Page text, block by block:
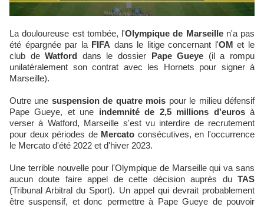
La douloureuse est tombée, l'Olympique de Marseillen'a pas
été épargnée par la FIFA dans le litige concernant l'OM et le
club deWatford dans le dossier Pape Gueye (il a rompu
unilatéralement son contrat avec les Hornets pour signer à
Marseille).
Outre une suspension de quatre mois pour le milieu défensif
Pape Gueye, et une indemnité de 2,5 millions d'eurosà
verser à Watford, Marseille s'est vu interdire de recrutement
pour deux périodes de Mercato consécutives, en l'occurrence
le Mercato d'été 2022 et d'hiver 2023.
Une terrible nouvelle pour l'Olympique de Marseille qui va sans
aucun doute faire appel de cette décision auprès du TAS
(Tribunal Arbitral du Sport). Un appel qui devrait probablement
être suspensif, et donc permettre à Pape Gueye de pouvoir